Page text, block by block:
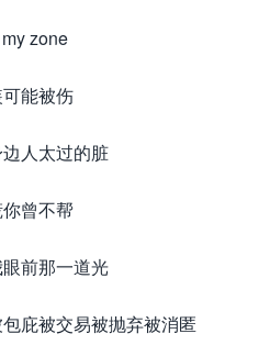
zone
能被伤
人太过的脏
曾不帮
前那一道光
庇被交易被抛弃被消匿